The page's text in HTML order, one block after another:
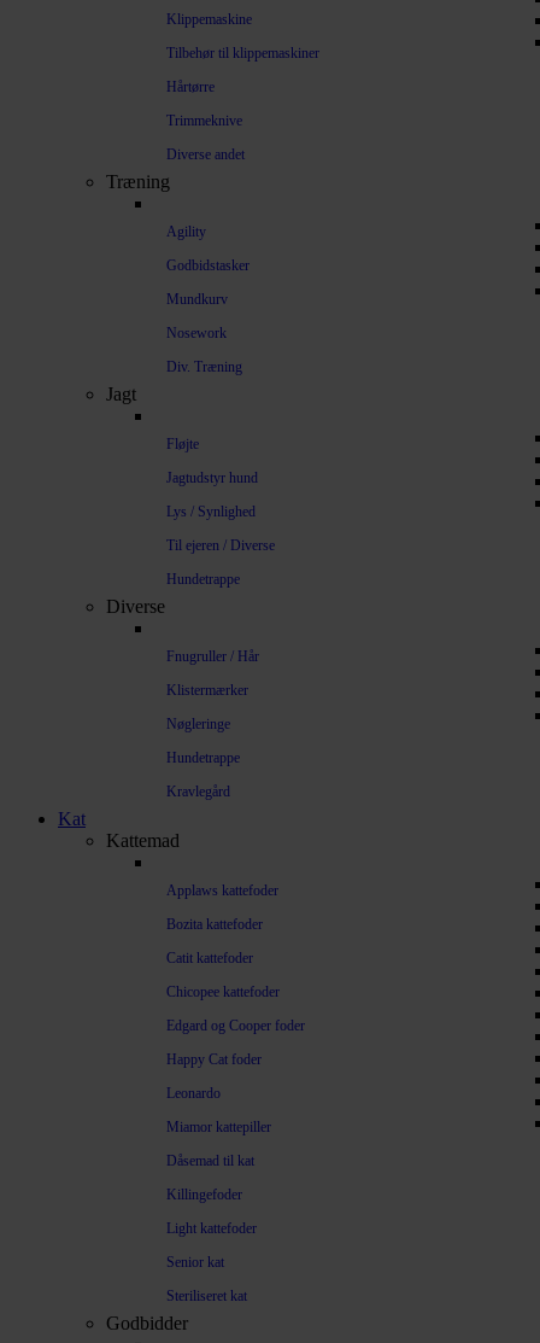
Klippemaskine
Tilbehør til klippemaskiner
Hårtørre
Trimmeknive
Diverse andet
Træning
Agility
Godbidstasker
Mundkurv
Nosework
Div. Træning
Jagt
Fløjte
Jagtudstyr hund
Lys / Synlighed
Til ejeren / Diverse
Hundetrappe
Diverse
Fnugruller / Hår
Klistermærker
Nøgleringe
Hundetrappe
Kravlegård
Kat
Kattemad
Applaws kattefoder
Bozita kattefoder
Catit kattefoder
Chicopee kattefoder
Edgard og Cooper foder
Happy Cat foder
Leonardo
Miamor kattepiller
Dåsemad til kat
Killingefoder
Light kattefoder
Senior kat
Steriliseret kat
Godbidder